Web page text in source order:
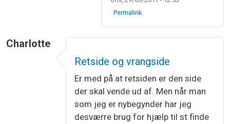
Permalink
Charlotte
Retside og vrangside
Er med på at retsiden er den side
der skal vende ud af. Men når man
som jeg er nybegynder har jeg
desværre brug for hjælp til st finde